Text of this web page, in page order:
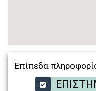
Επίπεδα